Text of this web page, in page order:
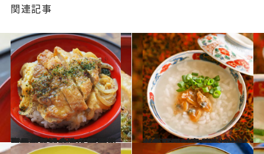
関連記事
2022.10.22
【ほっとする味！ 家庭料理レシピ】 卵とじスタイルの「普通のカツ丼」 市販品のトンカツを使えば楽ちん
グルメ 2022.10.21
【からだが喜ぶおかゆレシピ】 あさり佃煮のっけがゆ 優しいおいしさがじんわり胃に広がる
グルメ